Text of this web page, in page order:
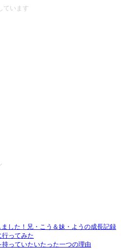
ています
ました！兄・こう＆妹・ようの成長記録
ってみた
っていたいたった一つの理由